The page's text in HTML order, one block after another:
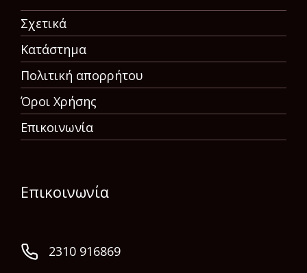
Σχετικά
Κατάστημα
Πολιτική απορρήτου
Όροι Χρήσης
Επικοινωνία
Επικοινωνία
2310 916869